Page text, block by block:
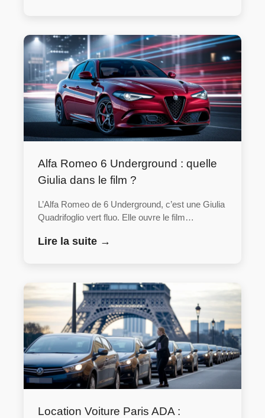
Alfa Romeo 6 Underground : quelle
Giulia dans le film ?
L’Alfa Romeo de 6 Underground, c’est une Giulia
Quadrifoglio vert fluo. Elle ouvre le film…
Lire la suite →
Location Voiture Paris ADA :